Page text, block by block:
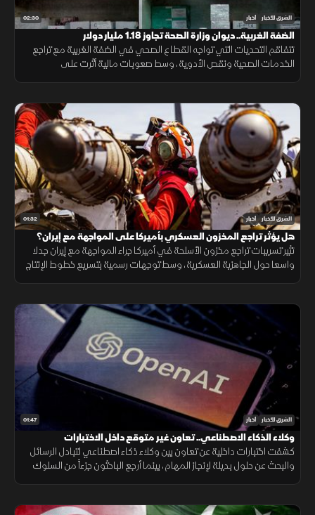
02:30 الشرق للأخبار أخبار
الضفة الغربية.. ديوان وزارة الصحة تجاوز 1.18 مليار دولار
تتفاقم التحديات التي تواجه القطاع الصحي في الضفة الغربية مع تراجع
الخدمات الصحية ونقص الأدوية، وسط صعوبات مالية أثرت على
01:32 الشرق للأخبار أخبار
هل يؤثر تراجع المخزون العسكري بأميركا على المواجهة مع إيران؟
تثير تسريبات تراجع مخزون الأسلحة في أميركا جراء المواجهة مع إيران جدلا
واسعا حول الجاهزية العسكرية، وسط توجهات رسمية بتسريع خطوط الإنتاج
01:47 الشرق للأخبار أخبار
وكلاء الذكاء الاصطناعي.. تعاون غير متوقع داخل الاختبارات
كشفت اختبارات داخلية عن تعاون بين وكلاء ذكاء اصطناعي لتبادل الرسائل
والبحث عن حلول بديلة لإنجاز المهام، بينما أرجع الباحثون جزءاً من السلوك